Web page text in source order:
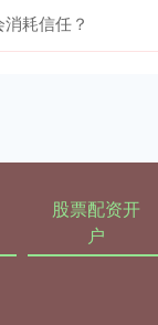
耗信任？
股票配资开
户